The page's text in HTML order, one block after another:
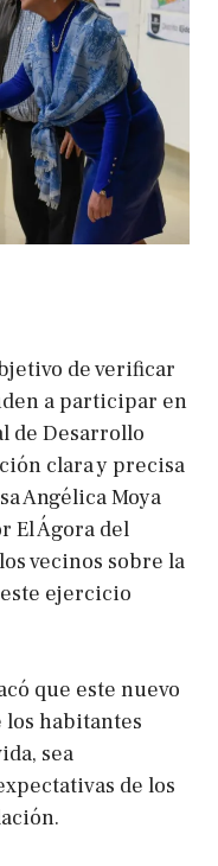
de verificar
a participar en
de Desarrollo
clara y precisa
Angélica Moya
El Ágora del
vecinos sobre la
ejercicio
que este nuevo
los habitantes
sea
de los